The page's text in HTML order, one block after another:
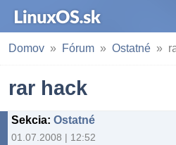
Domov Fórum Ostatné
rar hack
Sekcia: Ostatné
01.07.2008 | 12:52